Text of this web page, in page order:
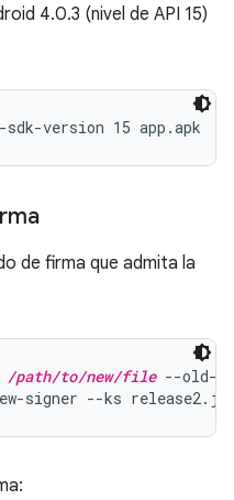
4.0.3 (nivel de API 15)
de firma que admita la
/path/to/new/file --old-
signer --ks